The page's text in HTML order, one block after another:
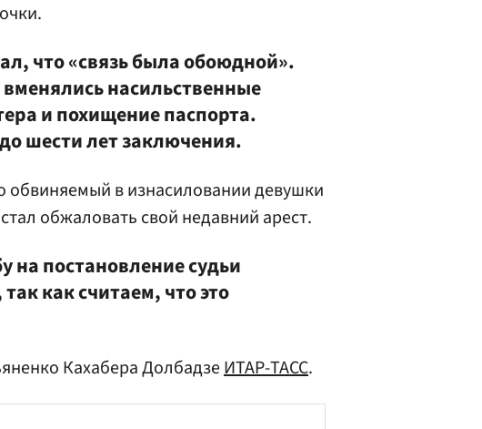
что «связь была обоюдной».
насильственные
и похищение паспорта.
шести лет заключения.
в изнасиловании девушки
обжаловать свой недавний арест.
на постановление судьи
как считаем, что это
Кахабера ДолбадзеИТАР-ТАСС.